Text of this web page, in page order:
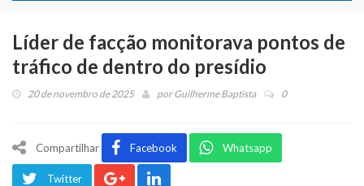
Líder de facção monitorava pontos de
tráfico de dentro do presídio
20 de novembro de 2025 porGuilherme Baptista 0
Compartilhar Facebook Whatsapp
Twitter